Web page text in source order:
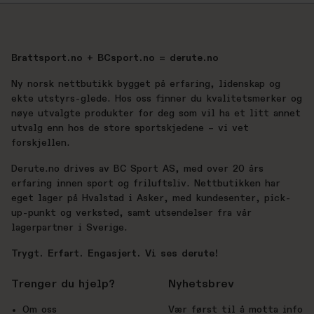
Brattsport.no + BCsport.no = derute.no
Ny norsk nettbutikk bygget på erfaring, lidenskap og
ekte utstyrs-glede. Hos oss finner du kvalitetsmerker og
nøye utvalgte produkter for deg som vil ha et litt annet
utvalg enn hos de store sportskjedene – vi vet
forskjellen.
Derute.no drives av BC Sport AS, med over 20 års
erfaring innen sport og friluftsliv. Nettbutikken har
eget lager på Hvalstad i Asker, med kundesenter, pick-
up-punkt og verksted, samt utsendelser fra vår
lagerpartner i Sverige.
Trygt. Erfart. Engasjert. Vi ses derute!
Trenger du hjelp?
Om oss
Nyhetsbrev
Vær først til å motta info